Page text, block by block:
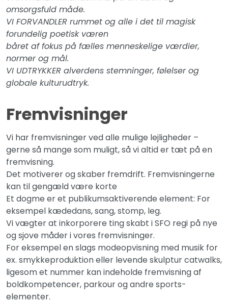
omsorgsfuld måde.
VI FORVANDLER rummet og alle i det til magisk
forundelig poetisk væren
båret af fokus på fælles menneskelige værdier,
normer og mål.
VI UDTRYKKER alverdens stemninger, følelser og
globale kulturudtryk.
Fremvisninger
Vi har fremvisninger ved alle mulige lejligheder –
gerne så mange som muligt, så vi altid er tæt på en
fremvisning.
Det motiverer og skaber fremdrift. Fremvisningerne
kan til gengæld være korte
Et dogme er et publikumsaktiverende element: For
eksempel kædedans, sang, stomp, leg.
Vi vægter at inkorporere ting skabt i SFO regi på nye
og sjove måder i vores fremvisninger.
For eksempel en slags modeopvisning med musik for
ex. smykkeproduktion eller levende skulptur catwalks,
ligesom et nummer kan indeholde fremvisning af
boldkompetencer, parkour og andre sports-
elementer.